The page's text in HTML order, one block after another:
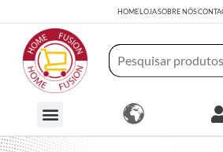
HOMELOJASOBRE NÓS